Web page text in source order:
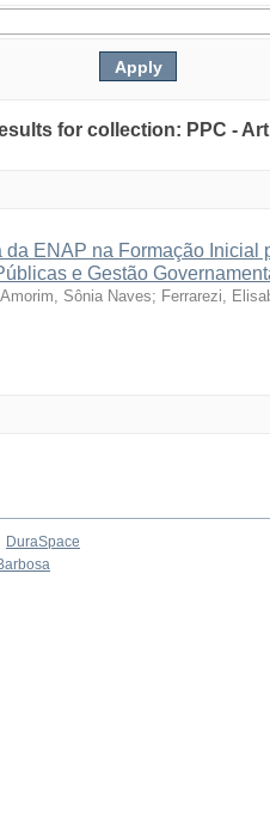
for collection: PPC -
da ENAP na Formação Inicial
e Gestão
Amorim, Sônia Naves; Ferrarezi,
DuraSpace